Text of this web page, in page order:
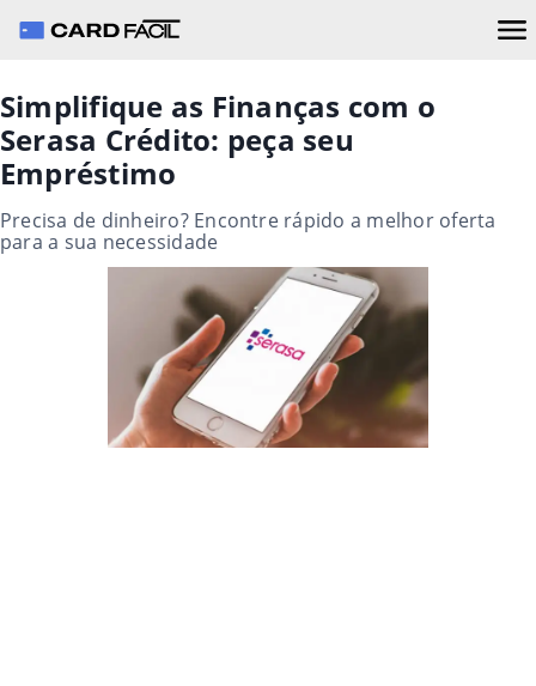
Simplifique as Finanças com o
Serasa Crédito: peça seu
Empréstimo
Precisa de dinheiro? Encontre rápido a melhor oferta
para a sua necessidade